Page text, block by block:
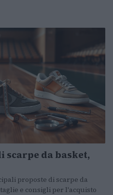
scarpe da basket,
proposte di scarpe da
e consigli per l'acquisto